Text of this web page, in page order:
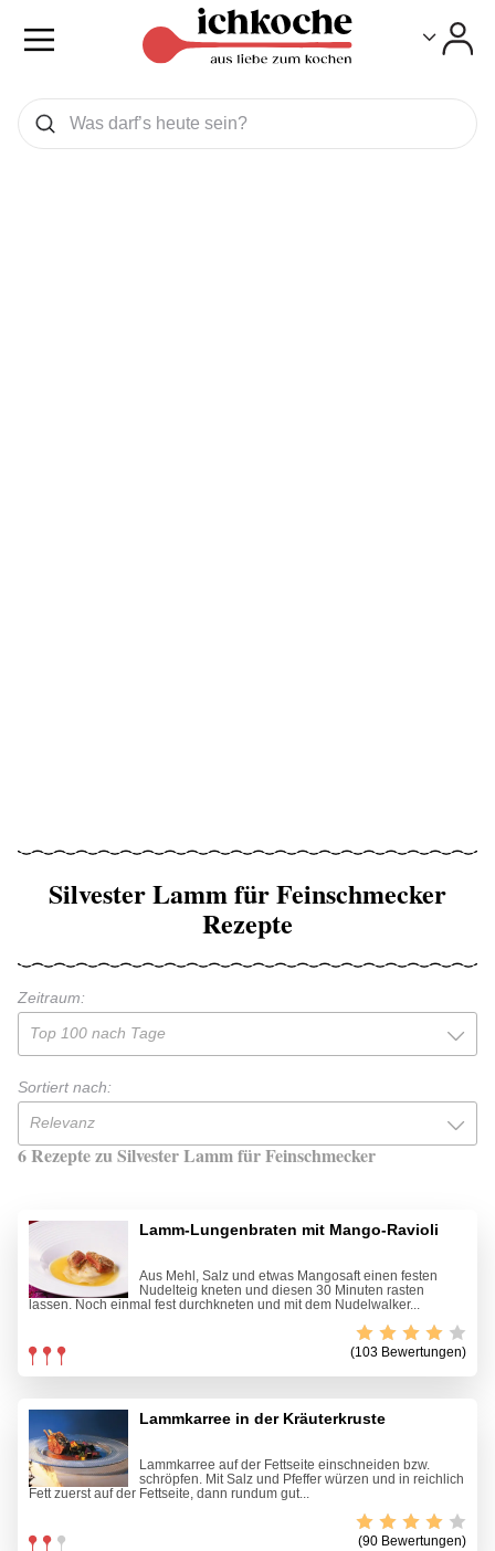
Was wollen Sie suchen
Suchen
Silvester Lamm für Feinschmecker
Rezepte
Zeitraum:
Top 100 nach Tage
Sortiert nach:
Relevanz
6 Rezepte zu Silvester Lamm für Feinschmecker
Lamm-Lungenbraten mit Mango-Ravioli
Aus Mehl, Salz und etwas Mangosaft einen festen
Nudelteig kneten und diesen 30 Minuten rasten
lassen. Noch einmal fest durchkneten und mit dem Nudelwalker...
(103 Bewertungen)
Lammkarree in der Kräuterkruste
Lammkarree auf der Fettseite einschneiden bzw.
schröpfen. Mit Salz und Pfeffer würzen und in reichlich
Fett zuerst auf der Fettseite, dann rundum gut...
(90 Bewertungen)